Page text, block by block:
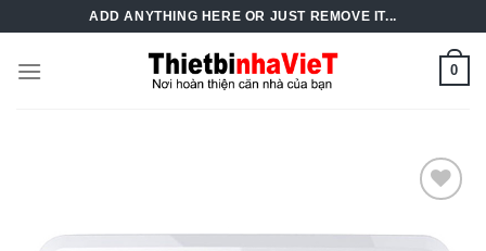
content
ADD ANYTHING HERE OR JUST REMOVE IT...
0
Wishlist